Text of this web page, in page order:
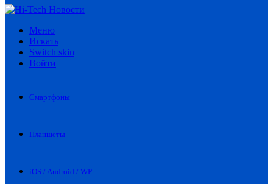
Меню
Искать
Switch skin
Войти
Смартфоны
Планшеты
iOS / Android / WP